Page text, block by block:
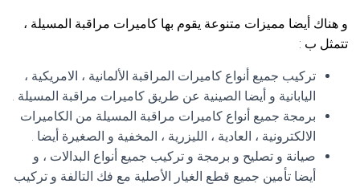
و هناك أيضا مميزات متنوعة يقوم بها كاميرات مراقبة المسيلة ،
تتمثل ب :
تركيب جميع أنواع كاميرات المراقبة الألمانية ، الامريكية ،
اليابانية و أيضا الصينية عن طريق كاميرات مراقبة المسيلة .
برمجة جميع أنواع كاميرات مراقبة المسيلة من الكاميرات
الالكترونية ، العادية ، الليزرية ، المخفية و الصغيرة أيضا .
صيانة و تصليح و برمجة و تركيب جميع أنواع البدالات ، و
أيضا تأمين جميع قطع الغيار الأصلية مع فك التالفة و تركيب